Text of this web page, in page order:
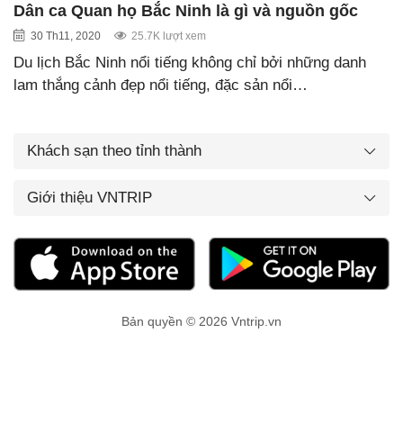
Dân ca Quan họ Bắc Ninh là gì và nguồn gốc
30 Th11, 2020 25.7K lượt xem
Du lịch Bắc Ninh nổi tiếng không chỉ bởi những danh
lam thắng cảnh đẹp nổi tiếng, đặc sản nổi…
Khách sạn theo tỉnh thành
Giới thiệu VNTRIP
Bản quyền © 2026 Vntrip.vn